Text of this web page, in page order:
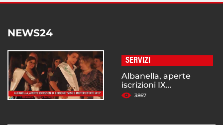
NEWS24
SERVIZI
Albanella, aperte
iscrizioni IX...
3867